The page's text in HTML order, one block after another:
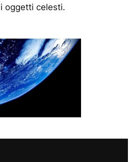
oggetti celesti.